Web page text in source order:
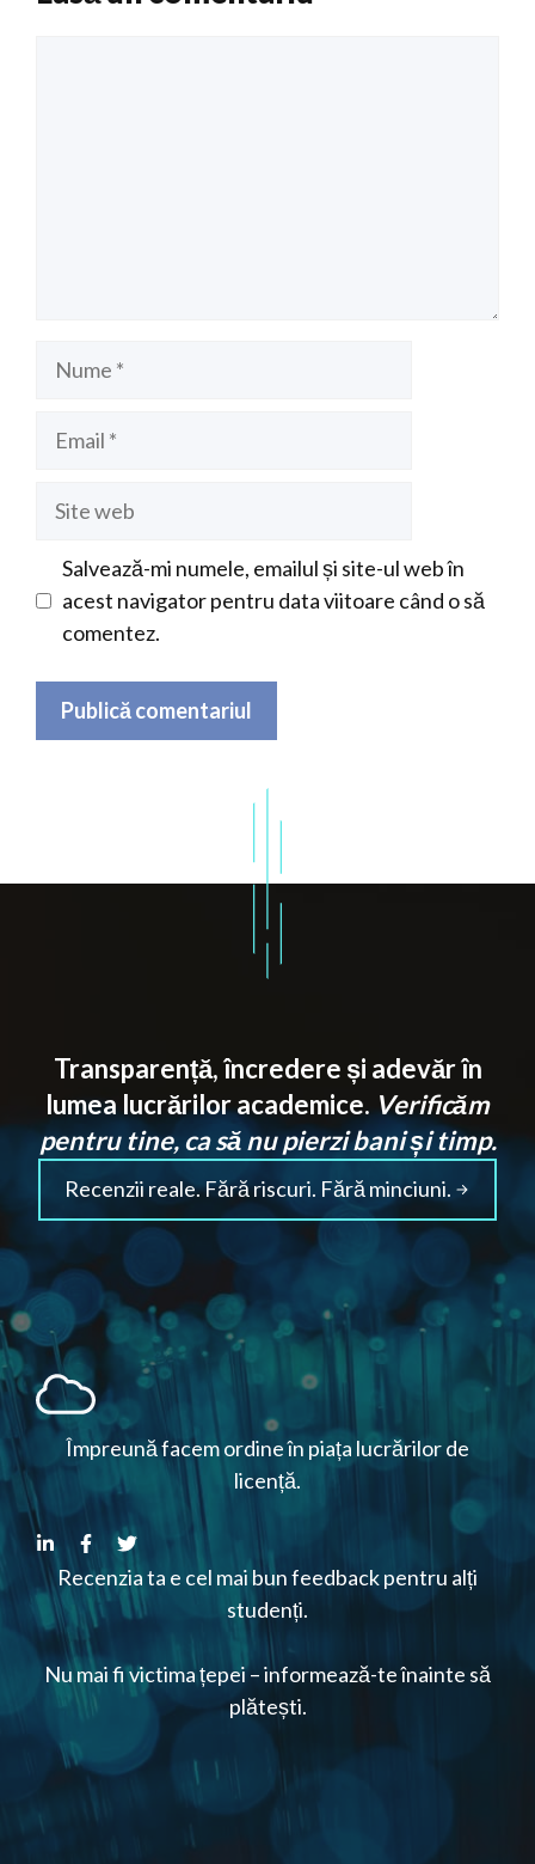
Salvează-mi numele, emailul și site-ul web în
acest navigator pentru data viitoare când o să
comentez.
Transparență, încredere și adevăr în
lumea lucrărilor academice. Verificăm
pentru tine, ca să nu pierzi bani și timp.
Recenzii reale. Fără riscuri. Fără minciuni.
Împreună facem ordine în piața lucrărilor de
licență.
Recenzia ta e cel mai bun feedback pentru alți
studenți.
Nu mai fi victima țepei – informează-te înainte să
plătești.